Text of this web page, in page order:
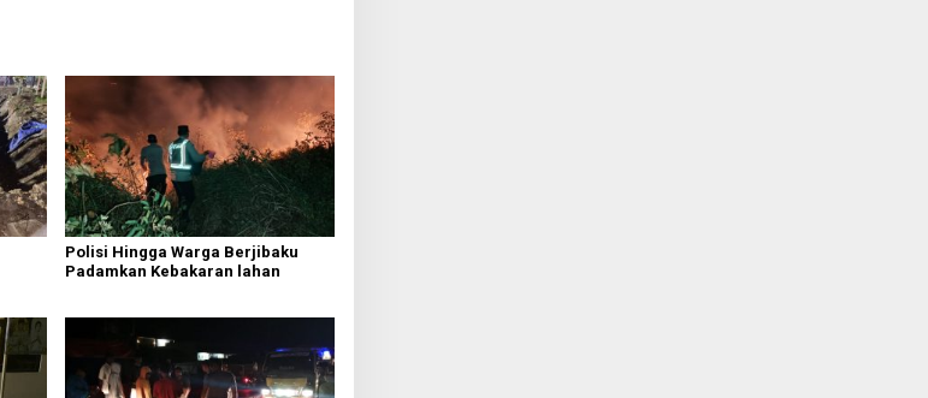
Polisi Hingga Warga Berjibaku
Padamkan Kebakaran lahan